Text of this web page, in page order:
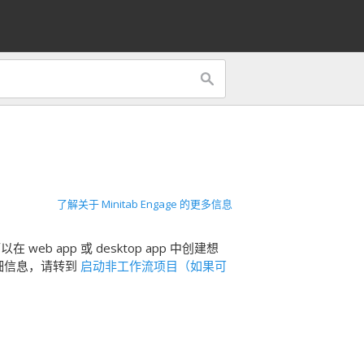
了解关于 Minitab Engage 的更多信息
在 web app 或 desktop app 中创建想
息，请转到 启动非工作流项目（如果可